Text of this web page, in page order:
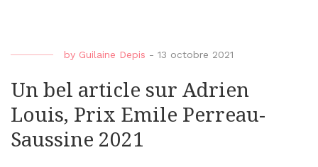
by Guilaine Depis - 13 octobre 2021
Un bel article sur Adrien
Louis, Prix Emile Perreau-
Saussine 2021